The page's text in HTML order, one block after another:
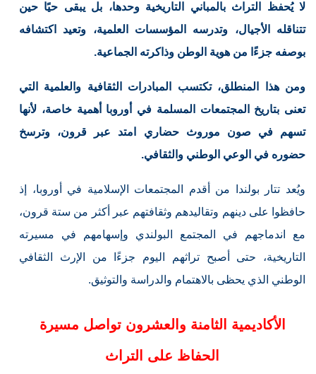
لا يُحفظ التراث بالمباني التاريخية وحدها، بل يبقى حيًا حين
تتناقله الأجيال، وتدرسه المؤسسات العلمية، وتعيد اكتشافه
بوصفه جزءًا من هوية الوطن وذاكرته الجماعية.
ومن هذا المنطلق، تكتسب المبادرات الثقافية والعلمية التي
تعنى بتاريخ المجتمعات المسلمة في أوروبا أهمية خاصة، لأنها
تسهم في صون موروث حضاري امتد عبر قرون، وترسخ
حضوره في الوعي الوطني والثقافي.
ويُعد تتار بولندا من أقدم المجتمعات الإسلامية في أوروبا، إذ
حافظوا على دينهم وتقاليدهم وثقافتهم عبر أكثر من ستة قرون،
مع اندماجهم في المجتمع البولندي وإسهامهم في مسيرته
التاريخية، حتى أصبح تراثهم اليوم جزءًا من الإرث الثقافي
الوطني الذي يحظى بالاهتمام والدراسة والتوثيق.
الأكاديمية الثامنة والعشرون تواصل مسيرة
الحفاظ على التراث